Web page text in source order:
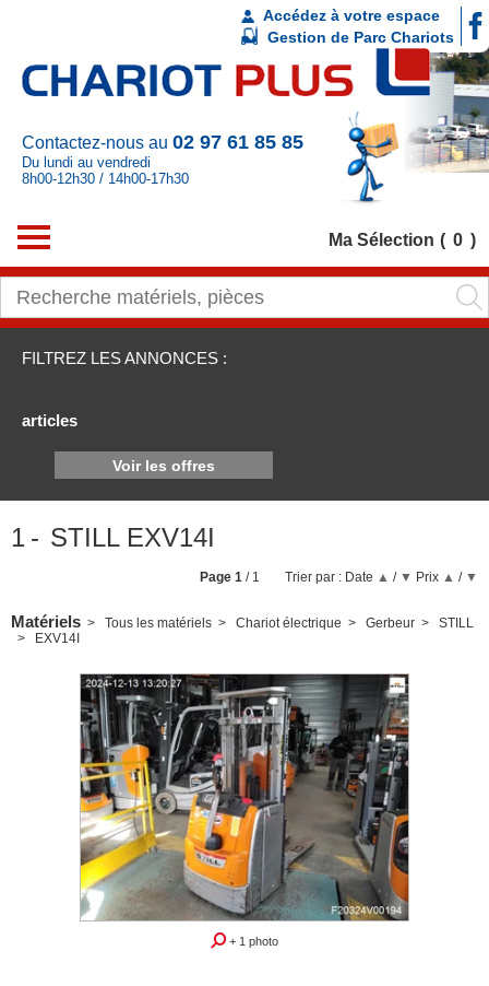
Contactez-nous au 02 97 61 85 85
Du lundi au vendredi
8h00-12h30 / 14h00-17h30
Accédez à votre espace
Gestion de Parc Chariots
Ma Sélection 0
FILTREZ LES ANNONCES :
articles
Voir les offres
Matériels Tous les matériels Chariot électrique Gerbeur
STILL
EXV14I
1 STILL EXV14I
Trier par : Date ▲ / ▼ Prix ▲ / ▼
Page 1 / 1
+ 1 photo